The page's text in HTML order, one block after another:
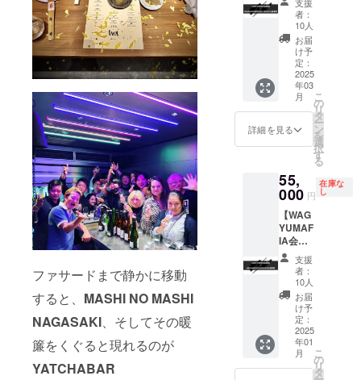
ファサードまで静かに移動
すると、 MASHI NO MASHI
NAGASAKI、そしてその暖
簾をくぐると現れるのが
YATCHABAR
okグ
ループ
へのご
招待 ※
有効期
限 2025
年12月
末日ま
利用い
ただけ
営業日
に準じ
ます。
※支援プ
ランの
譲渡は
不可で
す。
りま
す。 ※
会員権
のお渡
しは
WAGYU
MAFIA
店舗、
初回ご
予約時
し致し
ます。
※WAGY
UMAFI
A会員専
用
Facebo
okグ
ループ
へのご
招待 ※
有効期
限 2025
年12月
末日ま
ONのご
提供は
長崎
MASHI
MASHI
のみと
なりま
す。 ※
会員権
へのお
渡しの
りま
す。 ※
会員権
のお渡
しは
WAGYU
MAFIA
店舗、
初回ご
予約時
のお食
事の際
にお渡
NAGAS
AKI
MASHI
MASHI
お食事
券】
WAGYU
MAFIA
全世界
会員店
権。
WAGYU
JIRO1
杯お食
事券
※WAGY
UJIRO
のご提
供は六
本木
MASHI
MASHI
、長崎
MASHI
NO
支援
者：
10人
お届
け予
定：
2025
年03
月
詳細を見る
こ
の
リ
タ
ー
ン
を
選
択
す
る
55,
000 円
在庫な
し
【WAG
YUMAF
IA会員
権
+NAGA
SAKI
SUSHI
MAFIA
お食事
券】
WAGYU
MAFIA
全世界
支援
者：
10人
お届
け予
定：
2025
年01
月
こ
の
リ
タ